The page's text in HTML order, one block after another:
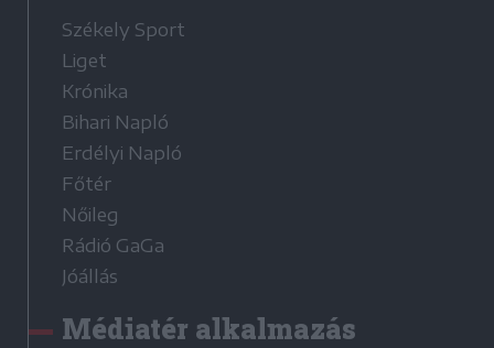
Székely Sport
Liget
Krónika
Bihari Napló
Erdélyi Napló
Főtér
Nőileg
Rádió GaGa
Jóállás
Médiatér alkalmazás